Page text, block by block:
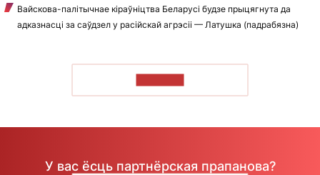
Вайскова-палітычнае кіраўніцтва Беларусі будзе прыцягнута да
адказнасці за саўдзел у расійскай агрэсіі — Латушка (падрабязна)
У вас ёсць партнёрская прапанова?